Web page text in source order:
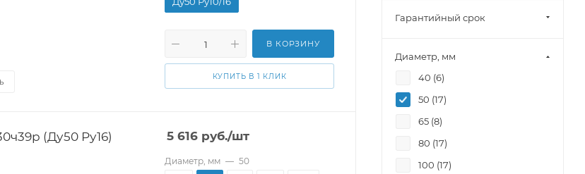
В КОРЗИНУ
КУПИТЬ В 1 КЛИК
(Ду50 Ру16) 5 616 руб./шт
Диаметр, мм — 50
Гарантийный срок
Диаметр, мм
40 (6)
50 (17)
65 (8)
80 (17)
100 (17)